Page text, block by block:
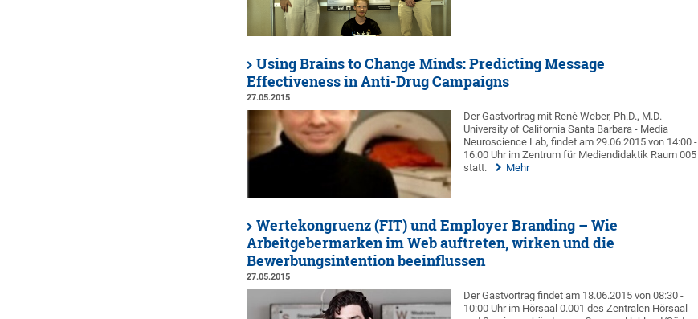
Using Brains to Change Minds: Predicting Message
Effectiveness in Anti-Drug Campaigns
27.05.2015
Der Gastvortrag mit René Weber, Ph.D., M.D.
University of California Santa Barbara - Media
Neuroscience Lab, findet am 29.06.2015 von 14:00 -
16:00 Uhr im Zentrum für Mediendidaktik Raum 005
statt.
Mehr
Wertekongruenz (FIT) und Employer Branding – Wie
Arbeitgebermarken im Web auftreten, wirken und die
Bewerbungsintention beeinflussen
27.05.2015
Der Gastvortrag findet am 18.06.2015 von 08:30 -
10:00 Uhr im Hörsaal 0.001 des Zentralen Hörsaal-